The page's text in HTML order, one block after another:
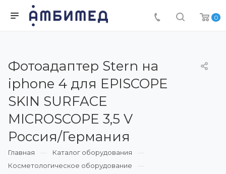
0
Фотоадаптер Stern на
iphone 4 для EPISCOPE
SKIN SURFACE
MICROSCOPE 3,5 V
Россия/Германия
Главная
Каталог оборудования
Косметологическое оборудование